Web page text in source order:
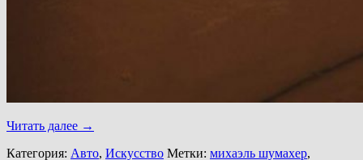
Читать далее →
Категория: Авто, Искусство Метки: михаэль шумахер,